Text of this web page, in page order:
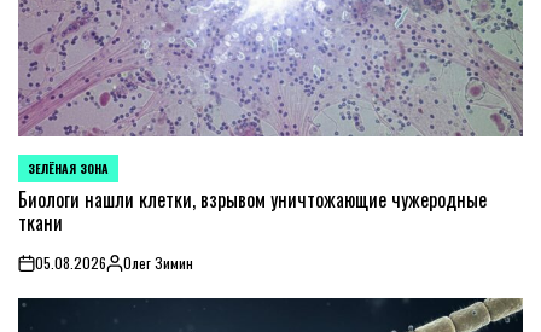
POSTED
IN
ЗЕЛЁНАЯ ЗОНА
Биологи нашли клетки, взрывом уничтожающие чужеродные
ткани
on05.08.2026PostedОлег Зимин